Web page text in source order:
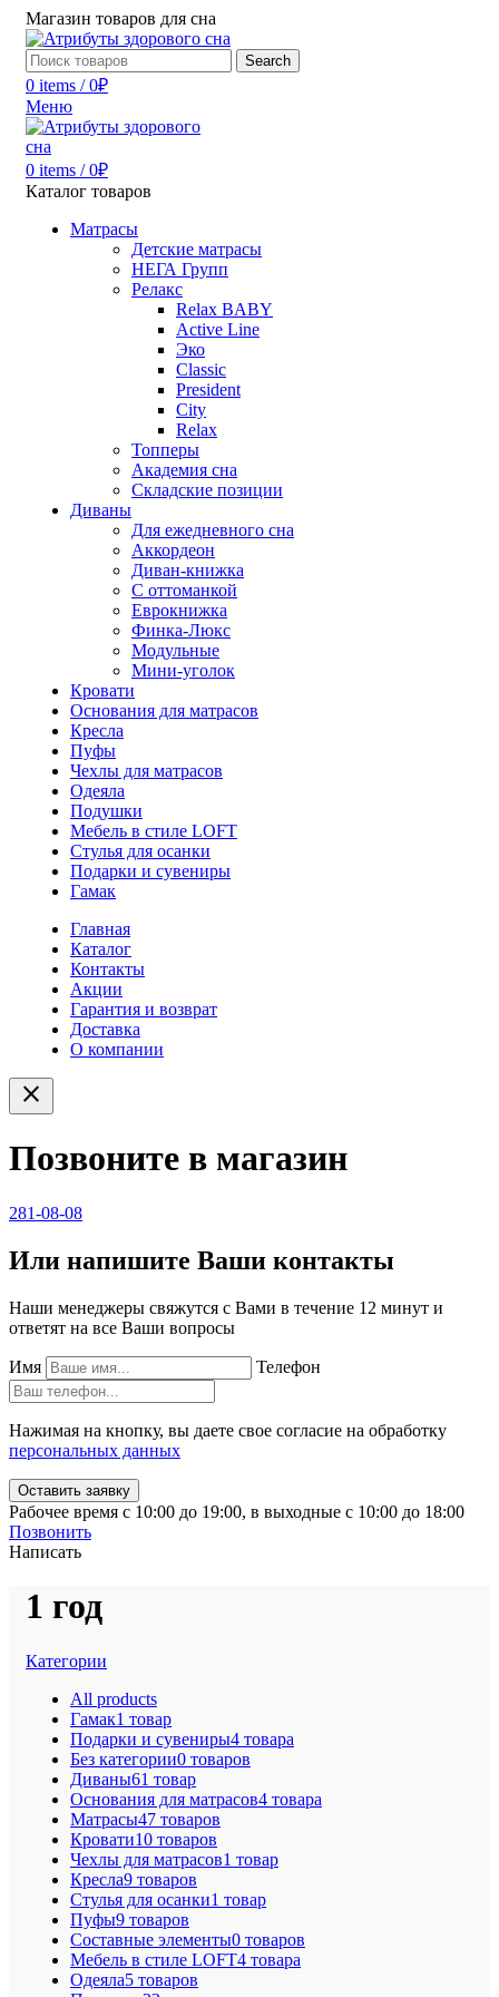
Магазин товаров для сна
Search
0 items / 0₽
Меню
0 items / 0₽
Каталог товаров
Матрасы
Детские матрасы
НЕГА Групп
Релакс
Relax BABY
Active Line
Эко
Classic
President
City
Relax
Топперы
Академия сна
Складские позиции
Диваны
Для ежедневного сна
Аккордеон
Диван-книжка
С оттоманкой
Еврокнижка
Финка-Люкс
Модульные
Мини-уголок
Кровати
Основания для матрасов
Кресла
Пуфы
Чехлы для матрасов
Одеяла
Подушки
Мебель в стиле LOFT
Стулья для осанки
Подарки и сувениры
Гамак
Главная
Каталог
Контакты
Акции
Гарантия и возврат
Доставка
О компании
close
Позвоните в магазин
281-08-08
Или напишите Ваши контакты
Наши менеджеры свяжутся с Вами в течение 12 минут и
ответят на все Ваши вопросы
Имя Телефон
Нажимая на кнопку, вы даете свое согласие на обработку
персональных данных
Рабочее время с 10:00 до 19:00, в выходные с 10:00 до 18:00
Позвонить
Написать
1 год
Категории
All products
Гамак1 товар
Подарки и сувениры4 товара
Без категории0 товаров
Диваны61 товар
Основания для матрасов4 товара
Матрасы47 товаров
Кровати10 товаров
Чехлы для матрасов1 товар
Кресла9 товаров
Стулья для осанки1 товар
Пуфы9 товаров
Составные элементы0 товаров
Мебель в стиле LOFT4 товара
Одеяла5 товаров